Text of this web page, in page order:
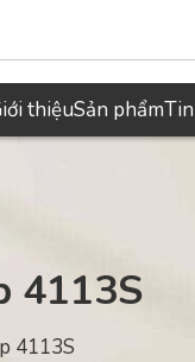
thiệuSản phẩm
4113S
4113S